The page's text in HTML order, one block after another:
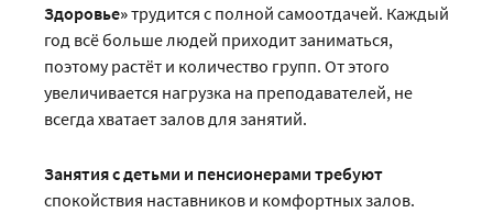
Здоровье»трудится с полной самоотдачей. Каждый
год всё больше людей приходит заниматься,
поэтому растёт и количество групп. От этого
увеличивается нагрузка на преподавателей, не
всегда хватает залов для занятий.
Занятия с детьми и пенсионерами требуют
спокойствия наставников и комфортных залов.